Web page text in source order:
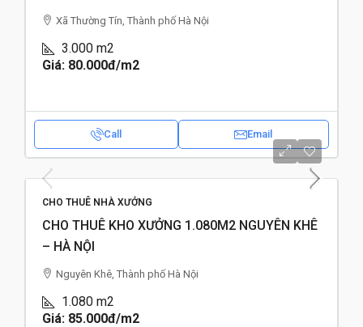
Xã Thường Tín, Thành phố Hà Nội
3.000 m2
Giá: 80.000đ/m2
Call Email
CHO THUÊ NHÀ XƯỞNG
CHO THUÊ KHO XƯỞNG 1.080M2 NGUYÊN KHÊ
– HÀ NỘI
Nguyên Khê, Thành phố Hà Nội
1.080 m2
Giá: 85.000đ/m2